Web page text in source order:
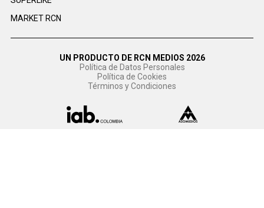
MARKET RCN
UN PRODUCTO DE RCN MEDIOS 2026
Política de Datos Personales
Política de Cookies
Términos y Condiciones